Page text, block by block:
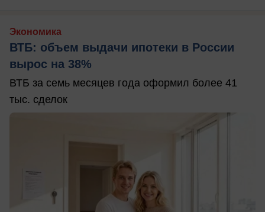
Экономика
ВТБ: объем выдачи ипотеки в России
вырос на 38%
ВТБ за семь месяцев года оформил более 41
тыс. сделок